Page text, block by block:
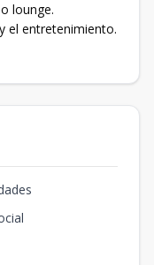
lounge.
el entretenimiento.